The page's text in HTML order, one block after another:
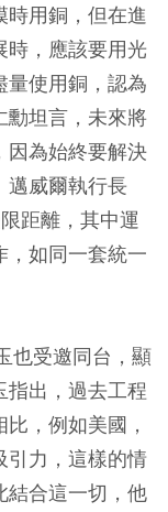
用銅，但在進
時，應該要用光
量使用銅，認為
勳坦言，未來將
因為始終要解決
邁威爾執行長
距離，其中運
，如同一套統一
也受邀同台，顯
指出，過去工程
，例如美國，
引力，這樣的情
結合這一切，他